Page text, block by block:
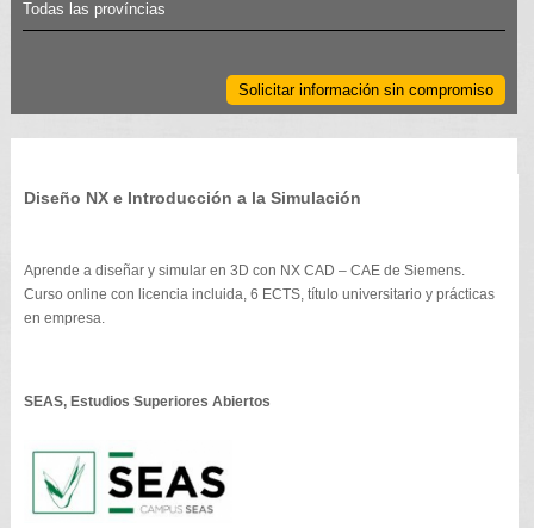
Todas las províncias
Solicitar información sin compromiso
Diseño NX e Introducción a la Simulación
Aprende a diseñar y simular en 3D con NX CAD – CAE de Siemens.
Curso online con licencia incluida, 6 ECTS, título universitario y prácticas
en empresa.
SEAS, Estudios Superiores Abiertos